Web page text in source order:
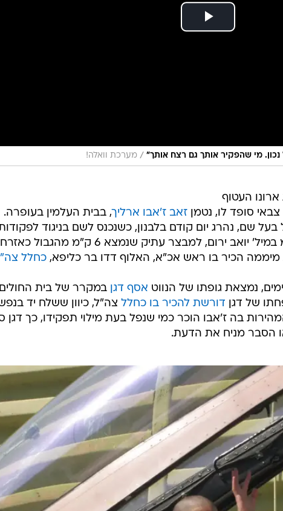
נכון. מי שהפקיר אותך גם רצח אותך" / מערכת וואלה!
העטוף
סופד לו, נטמן זאב ז'אבו ארליך, בבית העלמין בעופרה.
ישראל בעל שם, נהרג יום קודם בלבנון, כשנכנס לשם בניגוד
ולנהלים, יחד עם רמ"ט גולני, אל"מ במיל' יואב ירום, למבצר עתיק שנמצא 6 ק"מ מהגבול
מיממה הכיר בו ראש אכ"א, האלוף דדו בר כליפא, כחלל
נמצאת גופתו של הנווט אסף דגן במקרר של בית
של דגן דורשת להכיר בו כחלל צה"ל, כיוון ששלח יד
בה ז'אבו הוכר כמי שנפל בעת מילוי תפקידו, כך דגן
או הסבר מניח את הדעת.